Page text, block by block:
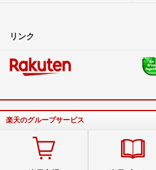
リンク
楽天のグループサービス